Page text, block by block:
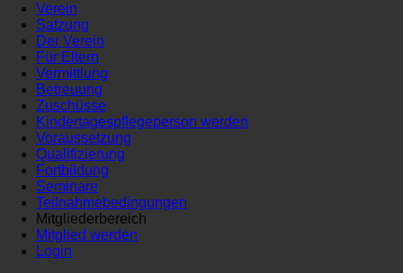
Verein
Satzung
Der Verein
Für Eltern
Vermittlung
Betreuung
Zuschüsse
Kindertagespflegeperson werden
Voraussetzung
Qualifizierung
Fortbildung
Seminare
Teilnahmebedingungen
Mitgliederbereich
Mitglied werden
Login